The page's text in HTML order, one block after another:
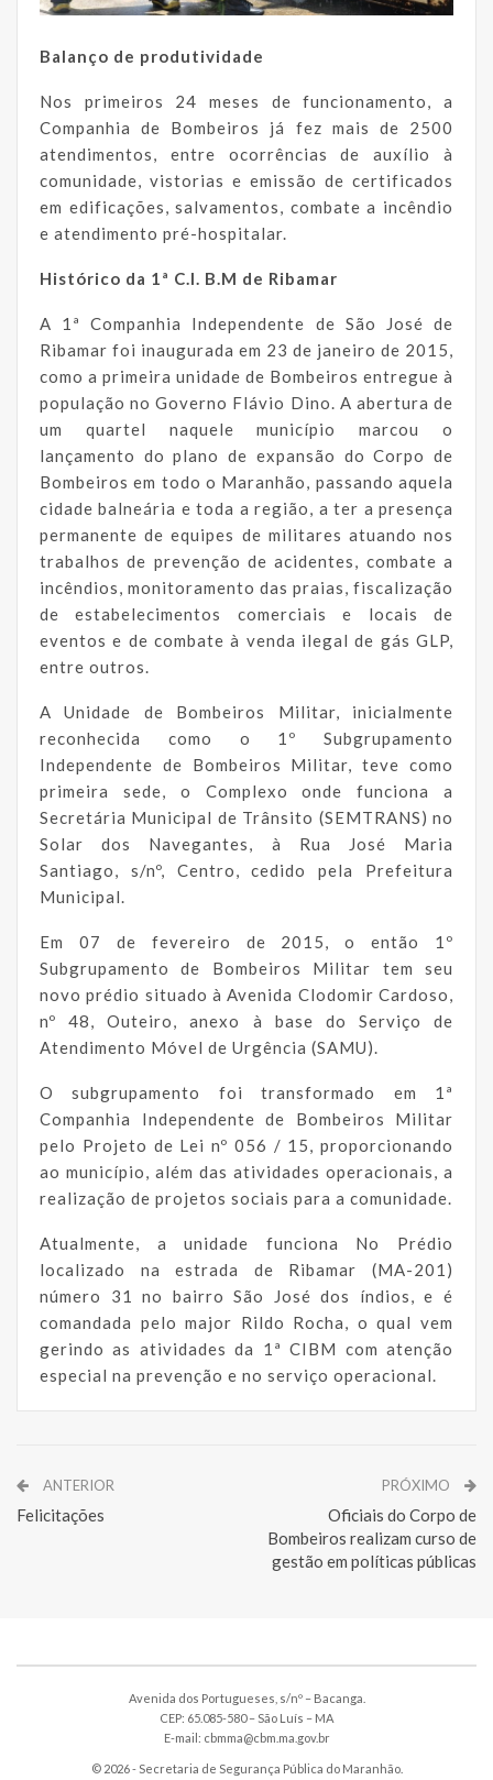
Balanço de produtividade
Nos primeiros 24 meses de funcionamento, a
Companhia de Bombeiros já fez mais de 2500
atendimentos, entre ocorrências de auxílio à
comunidade, vistorias e emissão de certificados
em edificações, salvamentos, combate a incêndio
e atendimento pré-hospitalar.
Histórico da 1ª C.I. B.M de Ribamar
A 1ª Companhia Independente de São José de
Ribamar foi inaugurada em 23 de janeiro de 2015,
como a primeira unidade de Bombeiros entregue à
população no Governo Flávio Dino. A abertura de
um quartel naquele município marcou o
lançamento do plano de expansão do Corpo de
Bombeiros em todo o Maranhão, passando aquela
cidade balneária e toda a região, a ter a presença
permanente de equipes de militares atuando nos
trabalhos de prevenção de acidentes, combate a
incêndios, monitoramento das praias, fiscalização
de estabelecimentos comerciais e locais de
eventos e de combate à venda ilegal de gás GLP,
entre outros.
A Unidade de Bombeiros Militar, inicialmente
reconhecida como o 1º Subgrupamento
Independente de Bombeiros Militar, teve como
primeira sede, o Complexo onde funciona a
Secretária Municipal de Trânsito (SEMTRANS) no
Solar dos Navegantes, à Rua José Maria
Santiago, s/nº, Centro, cedido pela Prefeitura
Municipal.
Em 07 de fevereiro de 2015, o então 1º
Subgrupamento de Bombeiros Militar tem seu
novo prédio situado à Avenida Clodomir Cardoso,
nº 48, Outeiro, anexo à base do Serviço de
Atendimento Móvel de Urgência (SAMU).
O subgrupamento foi transformado em 1ª
Companhia Independente de Bombeiros Militar
pelo Projeto de Lei nº 056 / 15, proporcionando
ao município, além das atividades operacionais, a
realização de projetos sociais para a comunidade.
Atualmente, a unidade funciona No Prédio
localizado na estrada de Ribamar (MA-201)
número 31 no bairro São José dos índios, e é
comandada pelo major Rildo Rocha, o qual vem
gerindo as atividades da 1ª CIBM com atenção
especial na prevenção e no serviço operacional.
ANTERIOR
Felicitações
PRÓXIMO
Oficiais do Corpo de
Bombeiros realizam curso de
gestão em políticas públicas
Avenida dos Portugueses, s/nº – Bacanga.
CEP: 65.085-580 – São Luís – MA
E-mail: cbmma@cbm.ma.gov.br
© 2026 - Secretaria de Segurança Pública do Maranhão.